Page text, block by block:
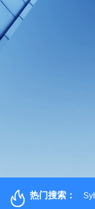
热门搜索：